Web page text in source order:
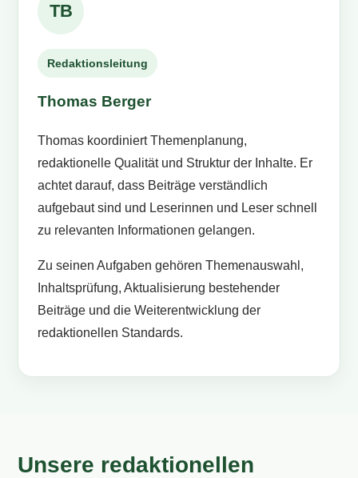
TB
Redaktionsleitung
Thomas Berger
Thomas koordiniert Themenplanung,
redaktionelle Qualität und Struktur der Inhalte. Er
achtet darauf, dass Beiträge verständlich
aufgebaut sind und Leserinnen und Leser schnell
zu relevanten Informationen gelangen.
Zu seinen Aufgaben gehören Themenauswahl,
Inhaltsprüfung, Aktualisierung bestehender
Beiträge und die Weiterentwicklung der
redaktionellen Standards.
Unsere redaktionellen